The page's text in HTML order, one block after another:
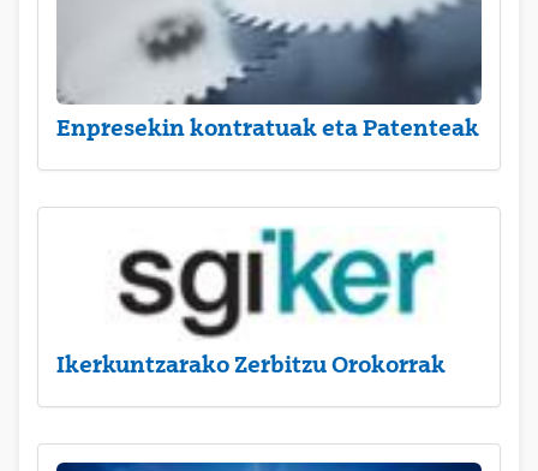
Enpresekin kontratuak eta Patenteak
Ikerkuntzarako Zerbitzu Orokorrak